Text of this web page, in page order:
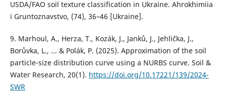
USDA/FAO soil texture classification in Ukraine. Ahrokhimiia
i Gruntoznavstvo, (74), 36–46 [Ukraine].
9. Marhoul, A., Herza, T., Kozák, J., Janků, J., Jehlička, J.,
Borůvka, L., ... & Polák, P. (2025). Approximation of the soil
particle-size distribution curve using a NURBS curve. Soil &
Water Research, 20(1). https://doi.org/10.17221/139/2024-
SWR